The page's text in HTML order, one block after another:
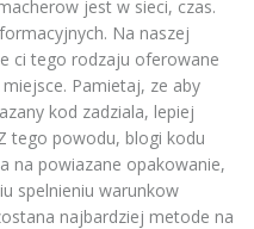
jest w sieci, czas.
Na naszej
ci tego rodzaju oferowane
Pamietaj, ze aby
kod zadziala, lepiej
tego powodu, blogi kodu
na powiazane opakowanie,
spelnieniu warunkow
najbardziej metode na